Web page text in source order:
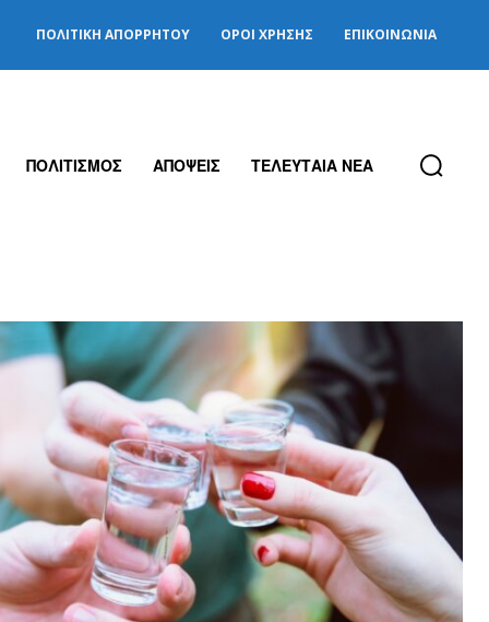
ΠΟΛΙΤΙΚΉ ΑΠΟΡΡΉΤΟΥ ΌΡΟΙ ΧΡΉΣΗΣ ΕΠΙΚΟΙΝΩΝΊΑ
ΠΟΛΙΤΙΣΜΟΣ ΑΠΟΨΕΙΣ ΤΕΛΕΥΤΑΙΑ ΝΕΑ